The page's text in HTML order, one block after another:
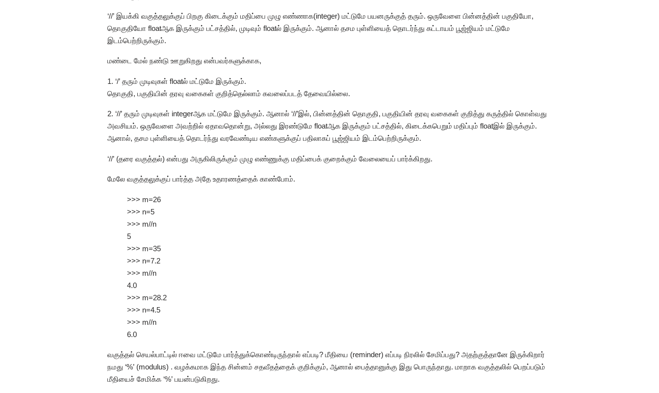
‘//’ இயக்கி வகுத்தலுக்குப் பிறகு கிடைக்கும் மதிப்பை முழு எண்ணாக(integer) மட்டுமே பயனருக்குத் தரும். ஒருவேளை பின்னத்தின் பகுதியோ,
தொகுதியோ floatஆக இருக்கும் பட்சத்தில், முடிவும் floatல் இருக்கும். ஆனால் தசம புள்ளியைத் தொடர்ந்து கட்டாயம் பூஜ்ஜியம் மட்டுமே
இடம்பெற்றிருக்கும்.
மண்டை மேல் நண்டு ஊறுகிறது என்பவர்களுக்காக,
1. ‘/’ தரும் முடிவுகள் floatல் மட்டுமே இருக்கும்.
தொகுதி, பகுதியின் தரவு வகைகள் குறித்தெல்லாம் கவலைப்படத் தேவையில்லை.
2. ‘//’ தரும் முடிவுகள் integerஆக மட்டுமே இருக்கும். ஆனால் ‘//’இல், பின்னத்தின் தொகுதி, பகுதியின் தரவு வகைகள் குறித்து கருத்தில் கொள்வது
அவசியம். ஒருவேளை அவற்றில் ஏதாவதொன்று, அல்லது இரண்டுமே floatஆக இருக்கும் பட்சத்தில், கிடைக்கபெறும் மதிப்பும் floatஇல் இருக்கும்.
ஆனால், தசம புள்ளியைத் தொடர்ந்து வரவேண்டிய எண்களுக்குப் பதிலாகப் பூஜ்ஜியம் இடம்பெற்றிருக்கும்.
‘//’ (தரை வகுத்தல்) என்பது அருகிலிருக்கும் முழு எண்ணுக்கு மதிப்பைக் குறைக்கும் வேலையைப் பார்க்கிறது.
மேலே வகுத்தலுக்குப் பார்த்த அதே உதாரணத்தைக் காண்போம்.
>>> m=26
>>> n=5
>>> m//n
5
>>> m=35
>>> n=7.2
>>> m//n
4.0
>>> m=28.2
>>> n=4.5
>>> m//n
6.0
வகுத்தல் செயல்பாட்டில் ஈவை மட்டுமே பார்த்துக்கொண்டிருந்தால் எப்படி? மீதியை (reminder) எப்படி நிரலில் சேமிப்பது? அதற்குத்தானே இருக்கிறார்
நமது ‘%’ (modulus) . வழக்கமாக இந்த சின்னம் சதவீதத்தைக் குறிக்கும், ஆனால் பைத்தானுக்கு இது பொருந்தாது. மாறாக வகுத்தலில் பெறப்படும்
மீதியைச் சேமிக்க ‘%’ பயன்படுகிறது.